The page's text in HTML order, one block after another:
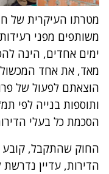
מטרתו העיקרית של
משותפים מפני
ימים אחדים, הינה
מאד, את אחד
הוצאתם לפעול של
הסכמת כל בעלי
החוק שהתקבל, קובע
הדירות, עדיין